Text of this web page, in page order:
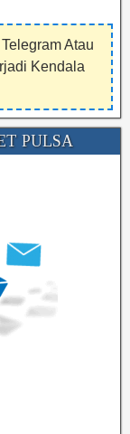
Atau
Kendala
PULSA